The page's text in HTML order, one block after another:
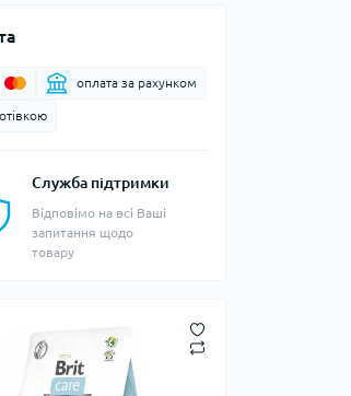
оплата за рахунком
Служба підтримки
Відповімо на всі Ваші
запитання щодо
товару